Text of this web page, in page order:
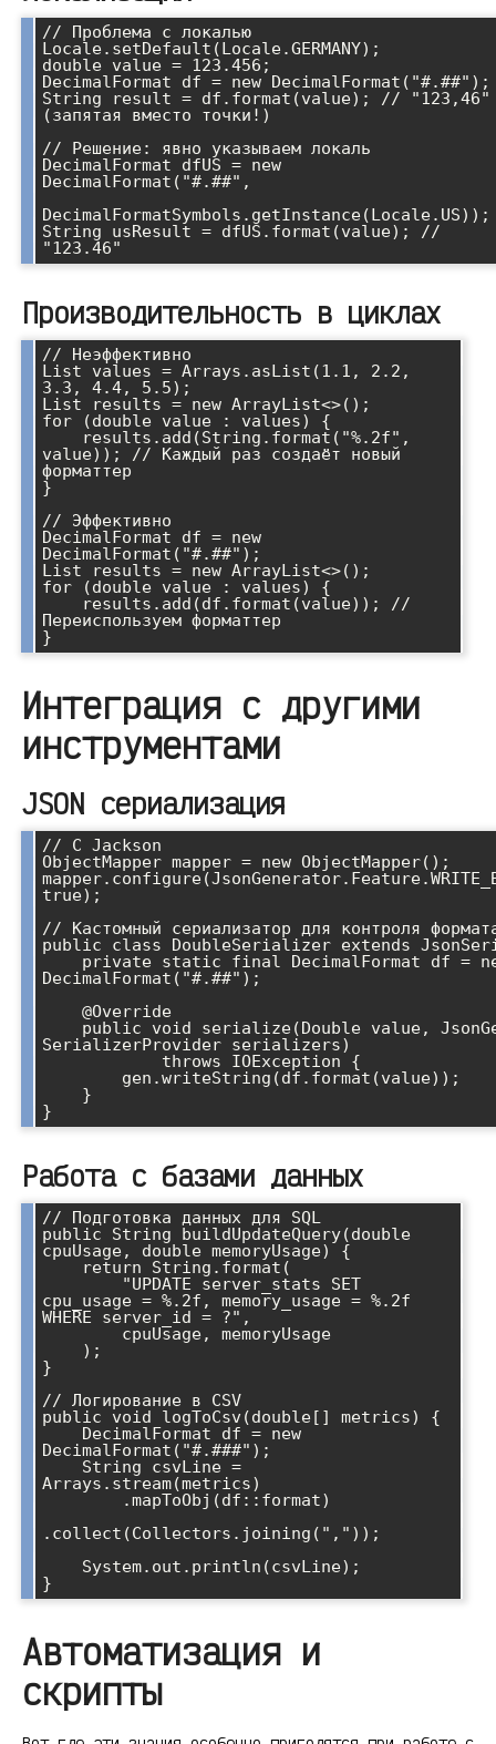
// Проблема с локалью
Locale.setDefault(Locale.GERMANY);
double value = 123.456;
DecimalFormat df = new DecimalFormat("#.##");
String result = df.format(value); // "123,46"
(запятая вместо точки!)
// Решение: явно указываем локаль
DecimalFormat dfUS = new
DecimalFormat("#.##",
DecimalFormatSymbols.getInstance(Locale.US));
String usResult = dfUS.format(value); //
Производительность в циклах
// Неэффективно
List values = Arrays.asList(1.1, 2.2,
3.3, 4.4, 5.5);
List results = new ArrayList<>();
for (double value : values) {
value)); // Каждый раз создаёт новый
форматтер
}
// Эффективно
DecimalFormat df = new
DecimalFormat("#.##");
List results = new ArrayList<>();
for (double value : values) {
Переиспользуем форматтер
Интеграция с другими
инструментами
JSON сериализация
// С Jackson
ObjectMapper mapper = new ObjectMapper();
true);
// Кастомный сериализатор для контроля
public class DoubleSerializer extends
DecimalFormat("#.##");
SerializerProvider serializers)
Работа с базами данных
// Подготовка данных для SQL
public String buildUpdateQuery(double
cpuUsage, double memoryUsage) {
cpu_usage = %.2f, memory_usage = %.2f
WHERE server_id = ?",
}
// Логирование в CSV
public void logToCsv(double[] metrics) {
DecimalFormat("#.###");
Arrays.stream(metrics)
.collect(Collectors.joining(","));
Автоматизация и
скрипты